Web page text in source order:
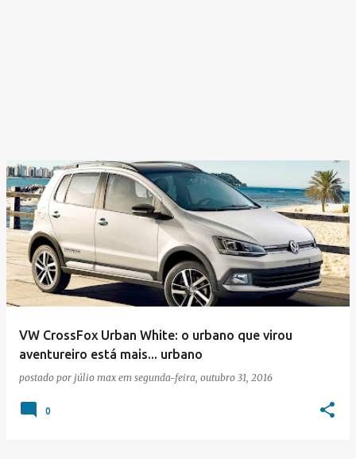
VW CrossFox Urban White: o urbano que virou
aventureiro está mais... urbano
postado por júlio max em segunda-feira, outubro 31, 2016
0